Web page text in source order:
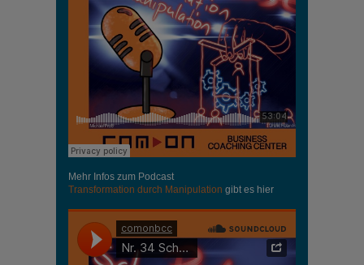
Mehr Infos zum Podcast
Transformation durch Manipulation gibt es hier